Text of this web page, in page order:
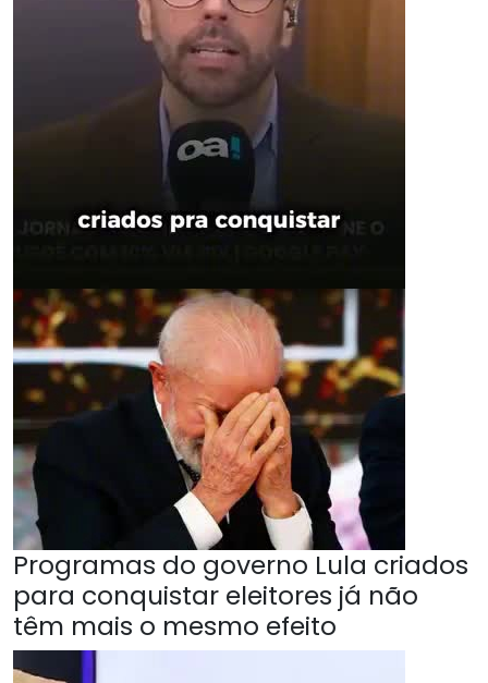
Programas do governo Lula criados
para conquistar eleitores já não
têm mais o mesmo efeito